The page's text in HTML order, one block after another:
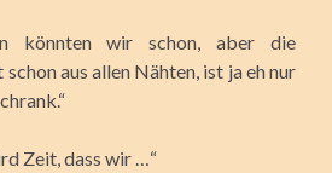
könnten wir schon, aber die
aus allen Nähten, ist ja eh nur
Zeit, dass wir …“